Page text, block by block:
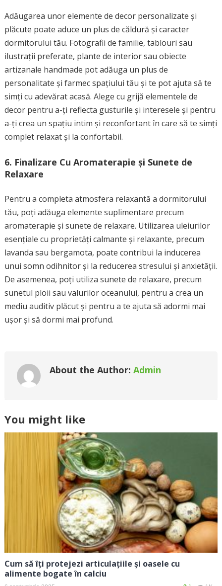
Adăugarea unor elemente de decor personalizate și
plăcute poate aduce un plus de căldură și caracter
dormitorului tău. Fotografii de familie, tablouri sau
ilustrații preferate, plante de interior sau obiecte
artizanale handmade pot adăuga un plus de
personalitate și farmec spațiului tău și te pot ajuta să te
simți cu adevărat acasă. Alege cu grijă elementele de
decor pentru a-ți reflecta gusturile și interesele și pentru
a-ți crea un spațiu intim și reconfortant în care să te simți
complet relaxat și la confortabil.
6. Finalizare Cu Aromaterapie și Sunete de
Relaxare
Pentru a completa atmosfera relaxantă a dormitorului
tău, poți adăuga elemente suplimentare precum
aromaterapie și sunete de relaxare. Utilizarea uleiurilor
esențiale cu proprietăți calmante și relaxante, precum
lavanda sau bergamota, poate contribui la inducerea
unui somn odihnitor și la reducerea stresului și anxietății.
De asemenea, poți utiliza sunete de relaxare, precum
sunetul ploii sau valurilor oceanului, pentru a crea un
mediu auditiv plăcut și pentru a te ajuta să adormi mai
ușor și să dormi mai profund.
About the Author: Admin
You might like
Cum să îți protejezi articulațiile și oasele cu
alimente bogate în calciu